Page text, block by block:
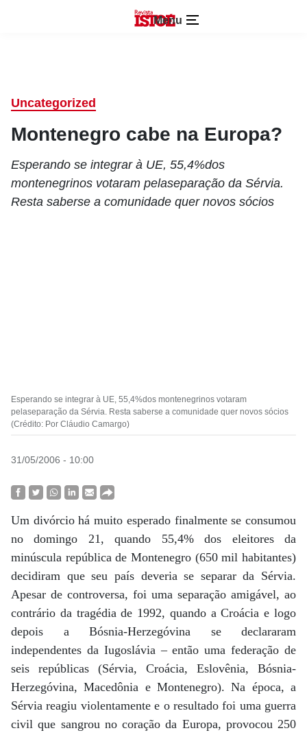
Menu
Uncategorized
Montenegro cabe na Europa?
Esperando se integrar à UE, 55,4%dos
montenegrinos votaram pelaseparação da Sérvia.
Resta saberse a comunidade quer novos sócios
Esperando se integrar à UE, 55,4%dos montenegrinos votaram
pelaseparação da Sérvia. Resta saberse a comunidade quer novos sócios
(Crédito: Por Cláudio Camargo)
31/05/2006 - 10:00
Um divórcio há muito esperado finalmente se consumou
no domingo 21, quando 55,4% dos eleitores da
minúscula república de Montenegro (650 mil habitantes)
decidiram que seu país deveria se separar da Sérvia.
Apesar de controversa, foi uma separação amigável, ao
contrário da tragédia de 1992, quando a Croácia e logo
depois a Bósnia-Herzegóvina se declararam
independentes da Iugoslávia – então uma federação de
seis repúblicas (Sérvia, Croácia, Eslovênia, Bósnia-
Herzegóvina, Macedônia e Montenegro). Na época, a
Sérvia reagiu violentamente e o resultado foi uma guerra
civil que sangrou no coração da Europa, provocou 250